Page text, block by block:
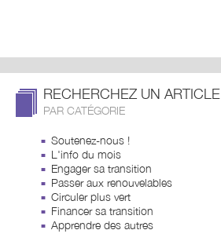
RECHERCHEZ UN ARTICLE
PAR CATÉGORIE
Soutenez-nous !
L'info du mois
Engager sa transition
Passer aux renouvelables
Circuler plus vert
Financer sa transition
Apprendre des autres